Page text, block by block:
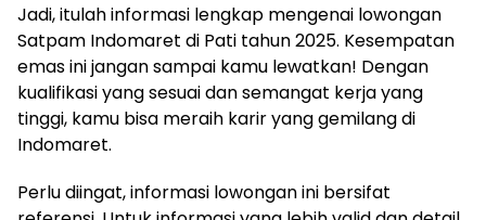
Jadi, itulah informasi lengkap mengenai lowongan
Satpam Indomaret di Pati tahun 2025. Kesempatan
emas ini jangan sampai kamu lewatkan! Dengan
kualifikasi yang sesuai dan semangat kerja yang
tinggi, kamu bisa meraih karir yang gemilang di
Indomaret.
Perlu diingat, informasi lowongan ini bersifat